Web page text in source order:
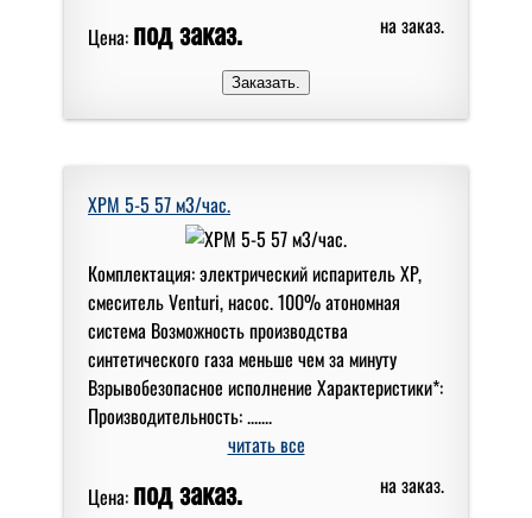
Цена: под заказ. на заказ.
XPM 5-5 57 м3/час.
Комплектация: электрический испаритель XP,
смеситель Venturi, насос. 100% атономная
система Возможность производства
синтетического газа меньше чем за минуту
Взрывобезопасное исполнение Характеристики*:
Производительность: .......
читать все
Цена: под заказ. на заказ.